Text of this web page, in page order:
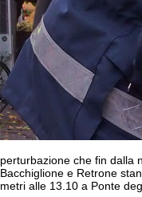
perturbazione che fin dalla
Bacchiglione e Retrone
metri alle 13.10 a Ponte